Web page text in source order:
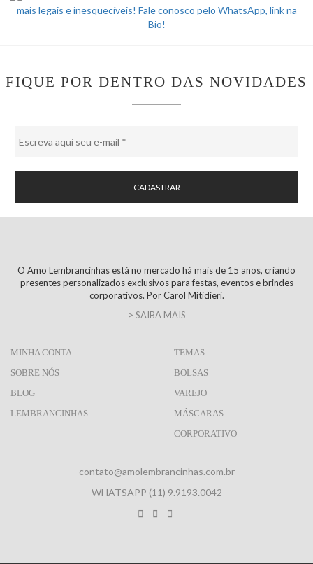
FIQUE POR DENTRO DAS NOVIDADES
O Amo Lembrancinhas está no mercado há mais de 15 anos, criando
presentes personalizados exclusivos para festas, eventos e brindes
corporativos. Por Carol Mitidieri.
> SAIBA MAIS
MINHA CONTA
SOBRE NÓS
BLOG
LEMBRANCINHAS
TEMAS
BOLSAS
VAREJO
MÁSCARAS
CORPORATIVO
contato@amolembrancinhas.com.br
WHATSAPP (11) 9.9193.0042